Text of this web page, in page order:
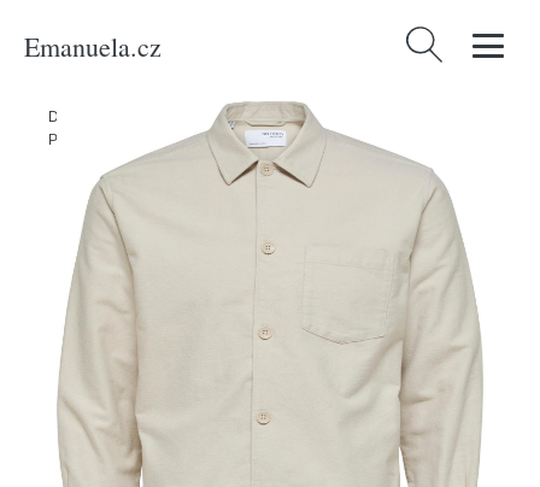
Emanuela.cz Vyhledávání
Domů Oblečení Udržitelnost
Přechodná bunda 'Beck' Selected Homme světle šedá